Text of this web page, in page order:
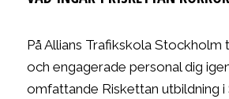
På Allians Trafikskola Stockholm
och engagerade personal dig
omfattande Riskettan utbildning i